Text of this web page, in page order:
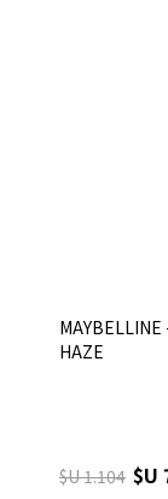
MAYBELLINE
HAZE
$U 1.104 $U